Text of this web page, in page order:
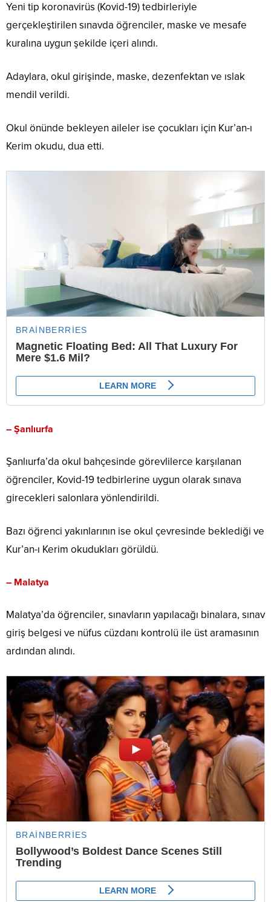
Yeni tip koronavirüs (Kovid-19) tedbirleriyle
gerçekleştirilen sınavda öğrenciler, maske ve mesafe
kuralına uygun şekilde içeri alındı.
Adaylara, okul girişinde, maske, dezenfektan ve ıslak
mendil verildi.
Okul önünde bekleyen aileler ise çocukları için Kur’an-ı
Kerim okudu, dua etti.
– Şanlıurfa
Şanlıurfa’da okul bahçesinde görevlilerce karşılanan
öğrenciler, Kovid-19 tedbirlerine uygun olarak sınava
girecekleri salonlara yönlendirildi.
Bazı öğrenci yakınlarının ise okul çevresinde beklediği ve
Kur’an-ı Kerim okudukları görüldü.
– Malatya
Malatya’da öğrenciler, sınavların yapılacağı binalara, sınav
giriş belgesi ve nüfus cüzdanı kontrolü ile üst aramasının
ardından alındı.